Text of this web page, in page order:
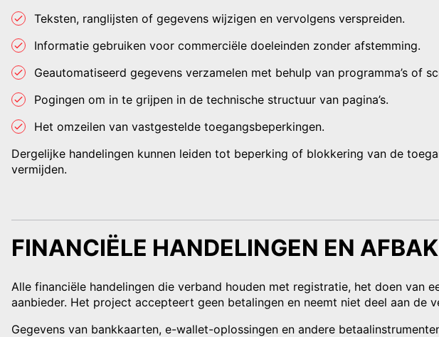
Teksten, ranglijsten of gegevens wijzigen en vervolgens verspreiden.
Informatie gebruiken voor commerciële doeleinden zonder afstemming.
Geautomatiseerd gegevens verzamelen met behulp van programma’s of
Pogingen om in te grijpen in de technische structuur van pagina’s.
Het omzeilen van vastgestelde toegangsbeperkingen.
Dergelijke handelingen kunnen leiden tot beperking of blokkering van de
vermijden.
FINANCIËLE HANDELINGEN EN
Alle financiële handelingen die verband houden met registratie, het doen
aanbieder. Het project accepteert geen betalingen en neemt niet deel aan de
Gegevens van bankkaarten, e-wallet-oplossingen en andere